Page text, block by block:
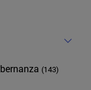
(143)